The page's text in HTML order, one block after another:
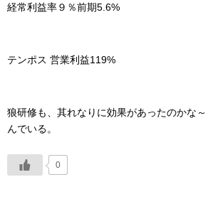
経常利益率９％前期5.6%
テンポス 営業利益119%
狼研修も、其れなりに効果があったのかな
んでいる。
0